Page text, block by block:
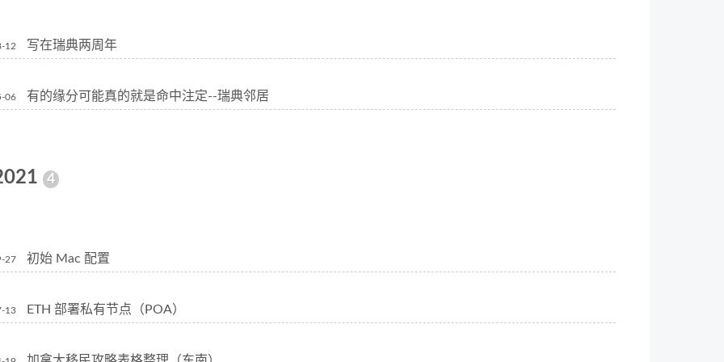
12 写在瑞典两周年
06 有的缘分可能真的就是命中注定--瑞典邻居
4
27 初始 Mac 配置
13 ETH 部署私有节点（POA）